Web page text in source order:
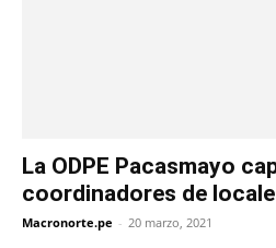
La ODPE Pacasmayo
coordinadores de
Macronorte.pe - 20 marzo, 2021